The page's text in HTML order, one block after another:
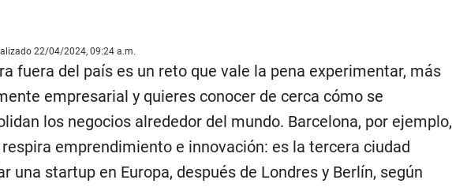
22/04/2024, 09:24 a.m.
fuera del país es un reto que vale la pena experimentar, más
empresarial y quieres conocer de cerca cómo se
los negocios alrededor del mundo. Barcelona, por ejemplo,
emprendimiento e innovación: es la tercera ciudad
una startup en Europa, después de Londres y Berlín, según